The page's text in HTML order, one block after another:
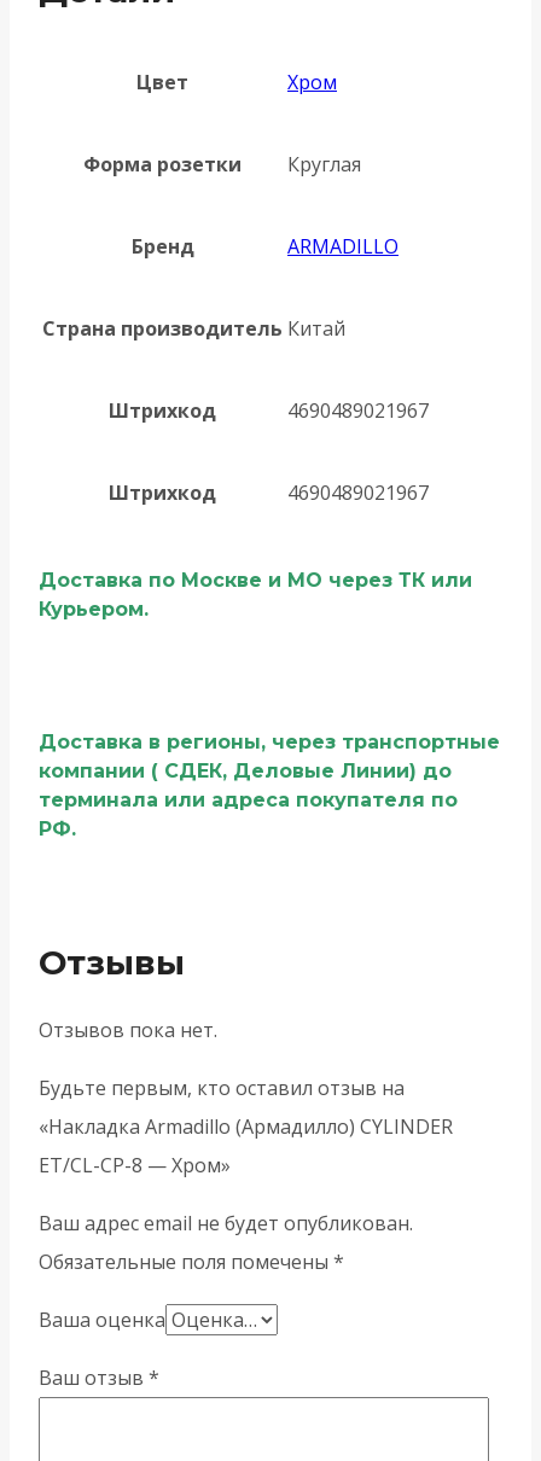
Цвет Хром
Форма розетки Круглая
Бренд ARMADILLO
Страна производитель Китай
Штрихкод 4690489021967
Штрихкод 4690489021967
Доставка по Москве и МО через ТК или
Курьером.
Доставка в регионы, через транспортные
компании ( СДЕК, Деловые Линии) до
терминала или адреса покупателя по
РФ.
Отзывы
Отзывов пока нет.
Будьте первым, кто оставил отзыв на
«Накладка Armadillo (Армадилло) CYLINDER
ET/CL-CP-8 — Хром»
Ваш адрес email не будет опубликован.
Обязательные поля помечены *
Ваша оценка
Ваш отзыв *